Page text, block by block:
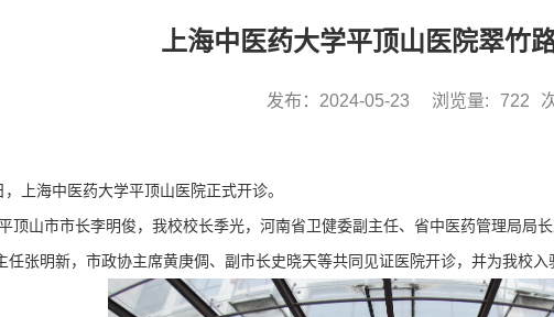
上海中医药大学平顶山医院翠竹
发布：2024-05-23 浏览量: 722
，上海中医药大学平顶山医院正式开诊。
顶山市市长李明俊， 我校校长季光，河南省卫健委副主任、省中医药管理局局
任张明新，市政协主席黄庚倜、副市长史晓天等共同见证医院开诊，并为我校入